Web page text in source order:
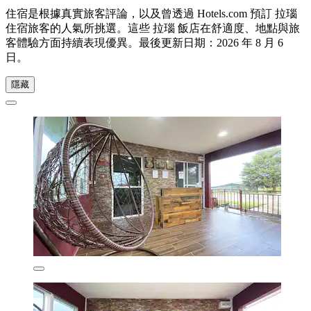
住宿是根據真實旅客評論，以及曾透過 Hotels.com 預訂 拉瑙
住宿旅客的人氣所挑選。這些 拉瑙 飯店在舒適度、地點與旅
客體驗方面持續表現優異。最後更新日期： 2026 年 8 月 6
日 。
隱藏